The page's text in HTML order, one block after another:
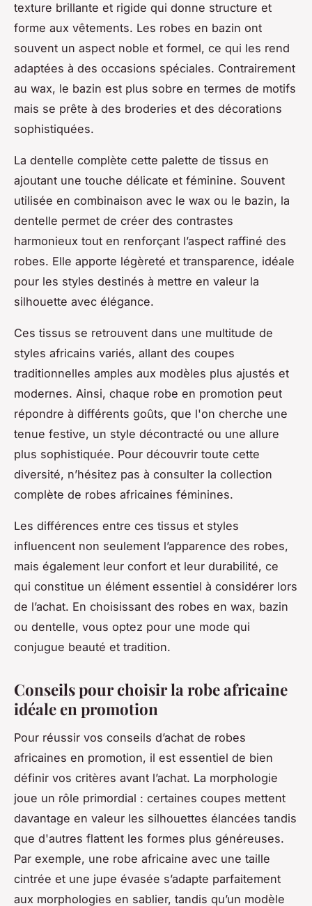
texture brillante et rigide qui donne structure et
forme aux vêtements. Les robes en bazin ont
souvent un aspect noble et formel, ce qui les rend
adaptées à des occasions spéciales. Contrairement
au wax, le bazin est plus sobre en termes de motifs
mais se prête à des broderies et des décorations
sophistiquées.
La dentelle complète cette palette de tissus en
ajoutant une touche délicate et féminine. Souvent
utilisée en combinaison avec le wax ou le bazin, la
dentelle permet de créer des contrastes
harmonieux tout en renforçant l’aspect raffiné des
robes. Elle apporte légèreté et transparence, idéale
pour les styles destinés à mettre en valeur la
silhouette avec élégance.
Ces tissus se retrouvent dans une multitude de
styles africains variés, allant des coupes
traditionnelles amples aux modèles plus ajustés et
modernes. Ainsi, chaque robe en promotion peut
répondre à différents goûts, que l'on cherche une
tenue festive, un style décontracté ou une allure
plus sophistiquée. Pour découvrir toute cette
diversité, n’hésitez pas à consulter la collection
complète de robes africaines féminines.
Les différences entre ces tissus et styles
influencent non seulement l’apparence des robes,
mais également leur confort et leur durabilité, ce
qui constitue un élément essentiel à considérer lors
de l’achat. En choisissant des robes en wax, bazin
ou dentelle, vous optez pour une mode qui
conjugue beauté et tradition.
Conseils pour choisir la robe africaine
idéale en promotion
Pour réussir vos conseils d’achat de robes
africaines en promotion, il est essentiel de bien
définir vos critères avant l’achat. La morphologie
joue un rôle primordial : certaines coupes mettent
davantage en valeur les silhouettes élancées tandis
que d'autres flattent les formes plus généreuses.
Par exemple, une robe africaine avec une taille
cintrée et une jupe évasée s’adapte parfaitement
aux morphologies en sablier, tandis qu’un modèle